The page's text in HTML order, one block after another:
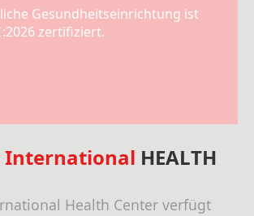
Gesundheitseinrichtung ist
zertifiziert.
International HEALTH
Health Center verfügt